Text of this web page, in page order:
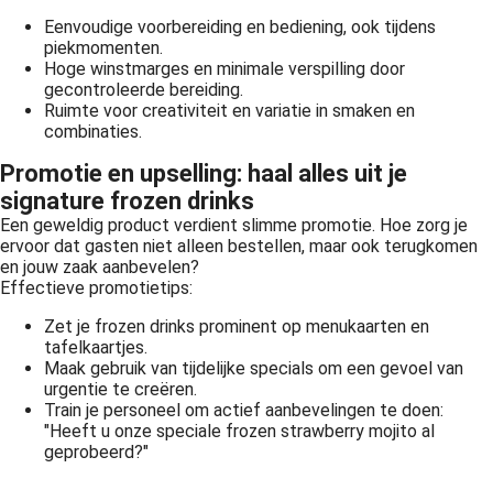
Eenvoudige voorbereiding en bediening, ook tijdens
piekmomenten.
Hoge winstmarges en minimale verspilling door
gecontroleerde bereiding.
Ruimte voor creativiteit en variatie in smaken en
combinaties.
Promotie en upselling: haal alles uit je
signature frozen drinks
Een geweldig product verdient slimme promotie. Hoe zorg je
ervoor dat gasten niet alleen bestellen, maar ook terugkomen
en jouw zaak aanbevelen?
Effectieve promotietips:
Zet je frozen drinks prominent op menukaarten en
tafelkaartjes.
Maak gebruik van tijdelijke specials om een gevoel van
urgentie te creëren.
Train je personeel om actief aanbevelingen te doen:
"Heeft u onze speciale frozen strawberry mojito al
geprobeerd?"